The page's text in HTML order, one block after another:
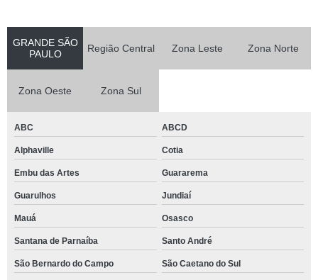
GRANDE SÃO
PAULO
Região Central Zona Leste Zona Norte
Zona Oeste Zona Sul
ABC ABCD
Alphaville Cotia
Embu das Artes Guararema
Guarulhos Jundiaí
Mauá Osasco
Santana de Parnaíba Santo André
São Bernardo do Campo São Caetano do Sul